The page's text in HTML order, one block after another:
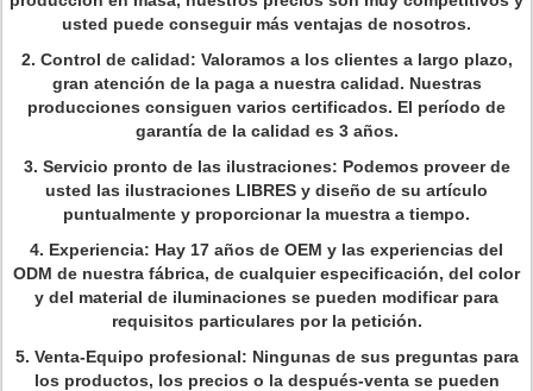
usted puede conseguir más ventajas de nosotros.
2. Control de calidad: Valoramos a los clientes a largo plazo,
gran atención de la paga a nuestra calidad. Nuestras
producciones consiguen varios certificados. El período de
garantía de la calidad es 3 años.
3. Servicio pronto de las ilustraciones: Podemos proveer de
usted las ilustraciones LIBRES y diseño de su artículo
puntualmente y proporcionar la muestra a tiempo.
4. Experiencia: Hay 17 años de OEM y las experiencias del
ODM de nuestra fábrica, de cualquier especificación, del color
y del material de iluminaciones se pueden modificar para
requisitos particulares por la petición.
5. Venta-Equipo profesional: Ningunas de sus preguntas para
los productos, los precios o la después-venta se pueden